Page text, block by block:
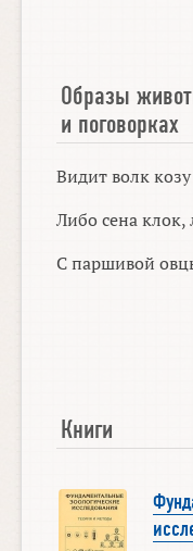
Образы
и поговорках
Видит волк
Либо сена
С паршивой
Книги